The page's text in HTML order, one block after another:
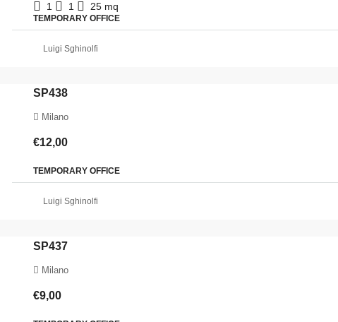
1 1 25 mq
TEMPORARY OFFICE
Luigi Sghinolfi
SP438
Milano
€12,00
TEMPORARY OFFICE
Luigi Sghinolfi
SP437
Milano
€9,00